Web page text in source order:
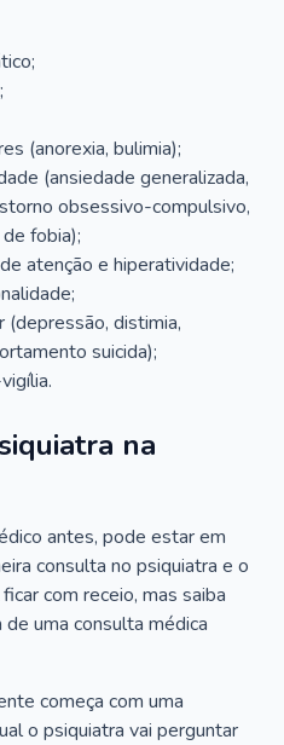
(anorexia, bulimia);
(ansiedade generalizada,
obsessivo-compulsivo,
fobia);
atenção e hiperatividade;
(depressão, distimia,
suicida);
na
antes, pode estar em
consulta no psiquiatra e o
com receio, mas saiba
uma consulta médica
começa com uma
o psiquiatra vai perguntar